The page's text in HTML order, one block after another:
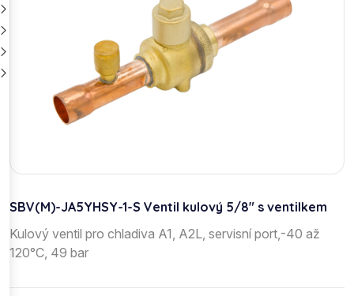
SBV(M)-JA5YHSY-1-S Ventil kulový 5/8" s ventilkem
Kulový ventil pro chladiva A1, A2L, servisní port,-40 až
120°C, 49 bar